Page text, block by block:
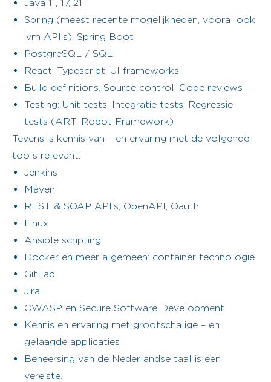
Java 11, 17, 21
Spring (meest recente mogelijkheden, vooral ook
ivm API’s), Spring Boot
PostgreSQL / SQL
React, Typescript, UI frameworks
Build definitions, Source control, Code reviews
Testing: Unit tests, Integratie tests, Regressie
tests (ART: Robot Framework)
Tevens is kennis van – en ervaring met de volgende
tools relevant:
Jenkins
Maven
REST & SOAP API’s, OpenAPI, Oauth
Linux
Ansible scripting
Docker en meer algemeen: container technologie
GitLab
Jira
OWASP en Secure Software Development
Kennis en ervaring met grootschalige – en
gelaagde applicaties
Beheersing van de Nederlandse taal is een
vereiste.